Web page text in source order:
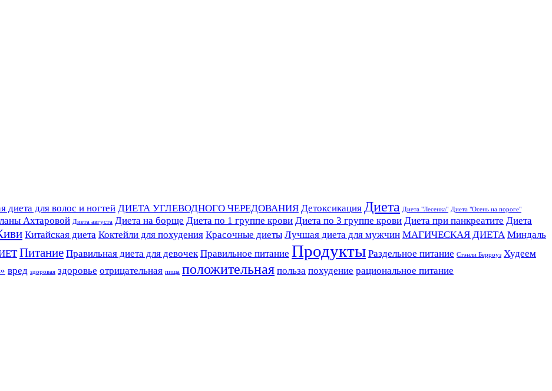
диета для волос и ногтей ДИЕТА УГЛЕВОДНОГО ЧЕРЕДОВАНИЯ Детоксикация Диета Диета "Лесенка" Диета "Осень на пороге"
Ахтаровой Диета августа Диета на борще Диета по 1 группе крови Диета по 3 группе крови Диета при панкреатите Диета
Китайская диета Коктейли для похудения Красочные диеты Лучшая диета для мужчин МАГИЧЕСКАЯ ДИЕТА Миндаль
Питание Правильная диета для девочек Правильное питание Продукты Раздельное питание Стэнли Берроуз Худеем
вред здоровая здоровье отрицательная пища положительная польза похудение рациональное питание